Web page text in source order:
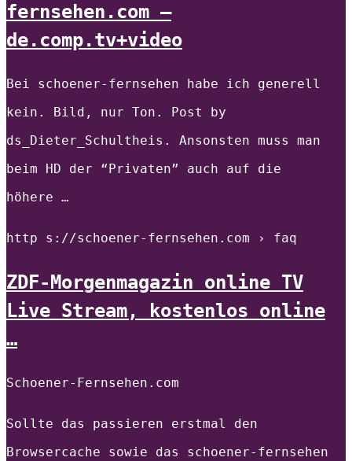
fernsehen.com –
de.comp.tv+video
Bei schoener-fernsehen habe ich generell
kein. Bild, nur Ton. Post by
ds_Dieter_Schultheis. Ansonsten muss man
beim HD der “Privaten” auch auf die
höhere …
http s://schoener-fernsehen.com › faq
ZDF-Morgenmagazin online TV
Live Stream, kostenlos online
…
Schoener-Fernsehen.com
Sollte das passieren erstmal den
Browsercache sowie das schoener-fernsehen